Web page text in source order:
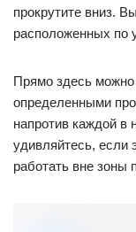
прокрутите вниз.
расположенных по
Прямо здесь можно
определенными
напротив каждой в
удивляйтесь, если
работать вне зоны